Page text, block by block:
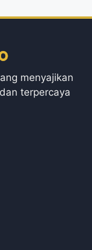
menyajikan
terpercaya